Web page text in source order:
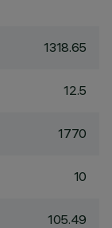
1318.65
12.5
1770
10
105.49